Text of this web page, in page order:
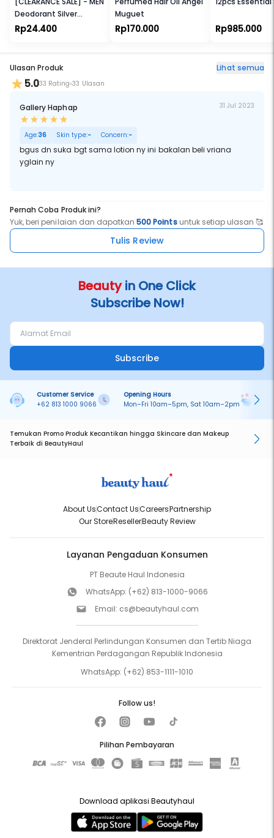
Deodorant Silver
Protect Roll On
Rp24.400
Muguet
Rp170.000 Rp985.000
Ulasan Produk Lihat semua
5.033 Rating 33 Ulasan
Gallery Haphap 31 Jul 2023
Age:36 Skin type:- Concern:-
bgus dn suka bgt sama lotion ny ini bakalan beli vriana
yglain ny
Pernah Coba Produk ini?
Yuk, beri penilaian dan dapatkan500 Pointsuntuk setiap ulasan 🥰
Tulis Review
Beautyin One Click
Subscribe Now!
Subscribe
Customer Service
+62 813 1000 9066
Opening Hours
Mon–Fri 10am–5pm, Sat 10am–2pm
Temukan Promo Produk Kecantikan hingga Skincare dan Makeup
Terbaik di BeautyHaul
About UsContact UsCareersPartnership
Our StoreResellerBeauty Review
Layanan Pengaduan Konsumen
PT Beaute Haul Indonesia
WhatsApp: (+62) 813-1000-9066
Email: cs@beautyhaul.com
Direktorat Jenderal Perlindungan Konsumen dan Tertib Niaga
Kementrian Perdagangan Republik Indonesia
WhatsApp: (+62) 853-1111-1010
Pilihan Pembayaran
Follow us!
Download aplikasi Beautyhaul